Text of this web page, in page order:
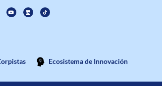
Ecosistema de Innovación